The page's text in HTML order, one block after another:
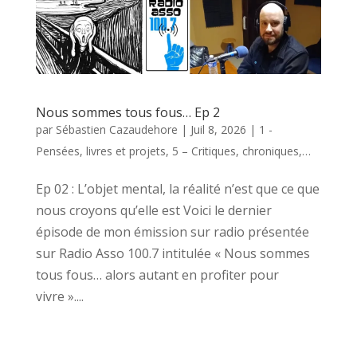
Nous sommes tous fous… Ep 2
par Sébastien Cazaudehore | Juil 8, 2026 | 1 -
Pensées, livres et projets, 5 – Critiques, chroniques,…
Ep 02 : L’objet mental, la réalité n’est que ce que
nous croyons qu’elle est Voici le dernier
épisode de mon émission sur radio présentée
sur Radio Asso 100.7 intitulée « Nous sommes
tous fous… alors autant en profiter pour
vivre »....